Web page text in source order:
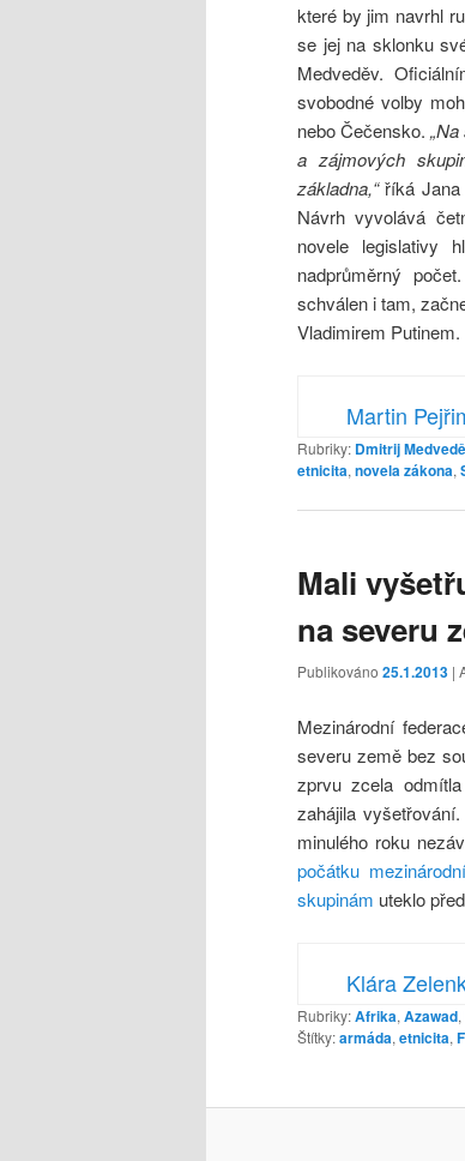
které by jim navrhl
se jej na sklonku
Medveděv.
svobodné volby
nebo Čečensko.
a zájmových
základna,“říká Jana
Návrh vyvolává
novele legislativy
nadprůměrný
schválen i tam,
Vladimirem Putinem.
Martin
Rubriky: Dmitrij
etnicita, novela zákona,
Mali
na severu
Publikováno 25.1.2013 |
Mezinárodní
severu země bez
zprvu zcela
zahájila
minulého roku
počátku
skupinám uteklo
Klára
Rubriky:Afrika, Azawad,
Štítky:armáda, etnicita,